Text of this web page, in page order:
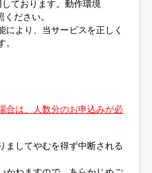
ております。動作環境
ください。
により、当サービスを正しく
。
合は、人数分のお申込みが必
ましてやむを得ず中断される